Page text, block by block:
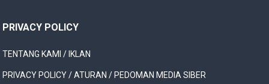
PRIVACY POLICY
TENTANG KAMI / IKLAN
PRIVACY POLICY / ATURAN / PEDOMAN MEDIA SIBER